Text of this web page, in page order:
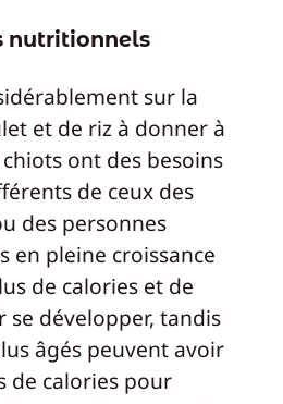
nutritionnels
sur la
et de riz à donner à
ont des besoins
de ceux des
des personnes
en pleine croissance
de calories et de
développer, tandis
âgés peuvent avoir
de calories pour